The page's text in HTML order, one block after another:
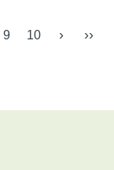
9 10 › ››